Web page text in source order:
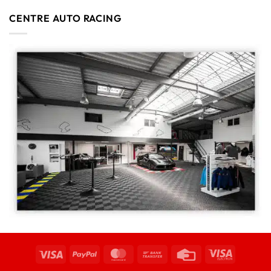
CENTRE AUTO RACING